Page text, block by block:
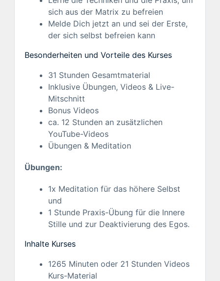
sich aus der Matrix zu befreien
Melde Dich jetzt an und sei der Erste,
der sich selbst befreien kann
Besonderheiten und Vorteile des Kurses​
31 Stunden Gesamtmaterial
Inklusive Übungen, Videos & Live-
Mitschnitt
Bonus Videos
ca. 12 Stunden an zusätzlichen
YouTube-Videos
Übungen & Meditation
Übungen:
1x Meditation für das höhere Selbst
und
1 Stunde Praxis-Übung für die Innere
Stille und zur Deaktivierung des Egos.
Inhalte Kurses
1265 Minuten oder 21 Stunden Videos
Kurs-Material